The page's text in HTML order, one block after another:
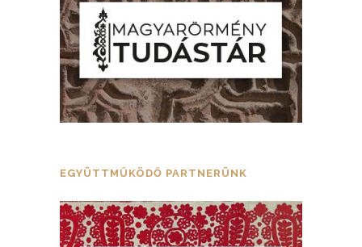
EGYÜTTMŰKÖDŐ PARTNERÜNK